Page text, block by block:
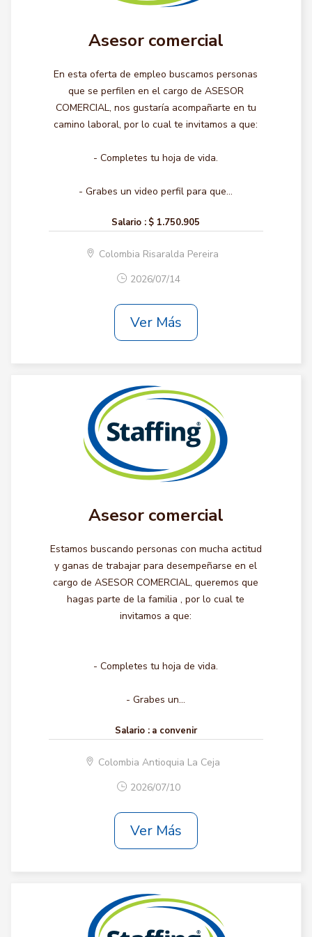
Asesor comercial
En esta oferta de empleo buscamos personas
que se perfilen en el cargo de ASESOR
COMERCIAL, nos gustaría acompañarte en tu
camino laboral, por lo cual te invitamos a que:
- Completes tu hoja de vida.
- Grabes un video perfil para que...
Salario : $ 1.750.905
Colombia Risaralda Pereira
2026/07/14
Ver Más
Asesor comercial
Estamos buscando personas con mucha actitud
y ganas de trabajar para desempeñarse en el
cargo de ASESOR COMERCIAL, queremos que
hagas parte de la familia , por lo cual te
invitamos a que:
- Completes tu hoja de vida.
- Grabes un...
Salario : a convenir
Colombia Antioquia La Ceja
2026/07/10
Ver Más